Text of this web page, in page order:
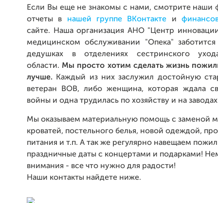
Если Вы еще не знакомы с нами, смотрите наши
отчеты в нашей группе ВКонтакте и
сайте. Наша организация АНО "Центр
медицинском обслуживании "Опека"
дедушках в отделениях сестринского
области. Мы просто хотим сделать жизнь
лучше. Каждый из них заслужил достойную
ветеран ВОВ, либо женщина, которая ждала
войны и одна трудилась по хозяйству и на
Мы оказываем материальную помощь с заменой
кроватей, постельного белья, новой одеждой,
питания и т.п. А так же регулярно навещаем
праздничные даты с концертами и подарками!
внимания - все что нужно для радости!
Наши контакты найдете ниже.